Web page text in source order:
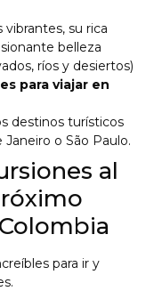
vibrantes, su rica
belleza
ríos y desiertos)
para viajar en
destinos turísticos
o São Paulo.
al
para ir y